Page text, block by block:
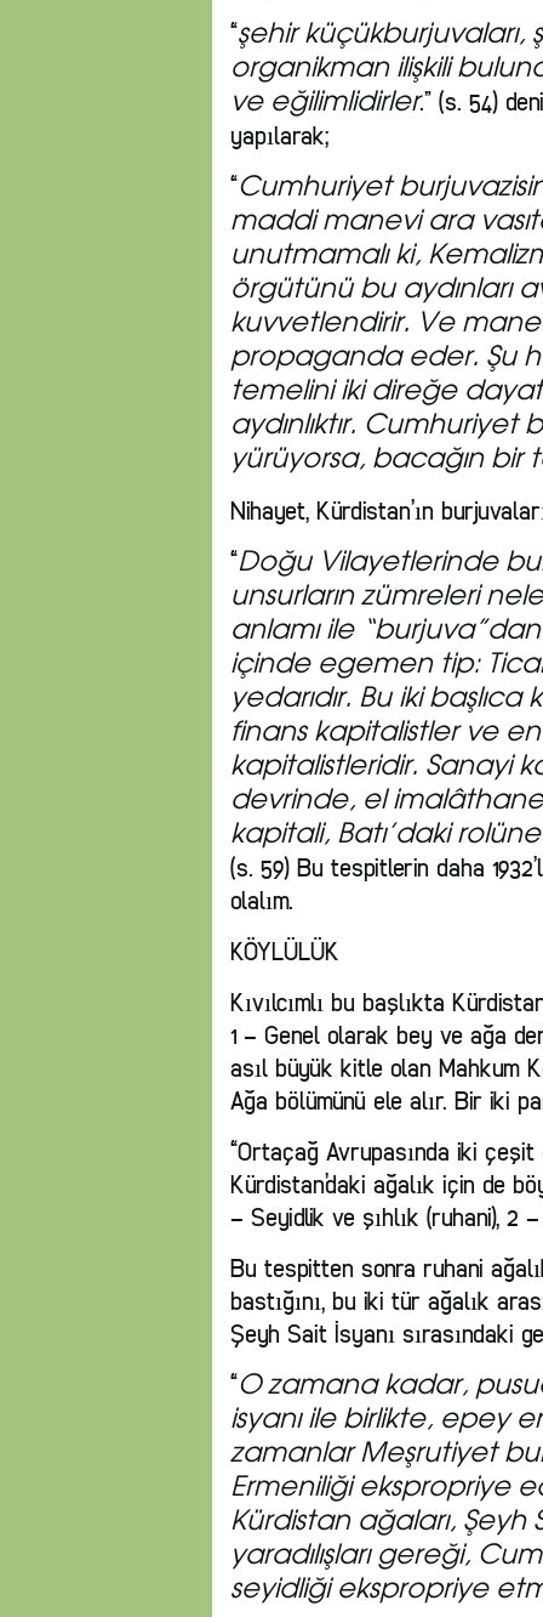
“şehir küçükburjuvaları,
organikman ilişkili
ve eğilimlidirler.” (s. 54)
yapılarak;
“Cumhuriyet
maddi ma­nevi ara
unutmamalı ki,
örgütünü bu aydınları
kuvvetlendirir. Ve
propaganda eder. Şu
teme­lini iki direğe
aydınlıktır.
yürüyorsa, bacağın bir
Nihayet, Kürdistan’ın
“Doğu Vilayetlerinde
unsurların zümreleri
anlamı ile
içinde egemen tip:
yedarıdır. Bu iki
finans kapitalistler ve
kapitalistleridir. Sanayi
devrinde, el
kapitali, Batı’daki
(s. 59) Bu tespitlerin daha
olalım.
KÖYLÜLÜK
Kıvılcımlı bu başlıkta
1 – Genel olarak bey ve ağa
asıl büyük kitle olan Mahkum
Ağa bölümünü ele alır. Bir iki
“Ortaçağ Avrupasında iki çeşit
Kürdistan’daki ağalık için de
– Seyidlik ve şıhlık (ruhani), 2
Bu tespitten sonra ruhani
bastığını, bu iki tür ağalık
Şeyh Sait İsyanı sırasındaki
“O zamana kadar,
isyanı ile birlikte, epey
zamanlar Meşrutiyet
Ermeniliği ekspropriye
Kürdistan ağaları, Şeyh
yaradılışları gereği,
seyidliği ekspropriye